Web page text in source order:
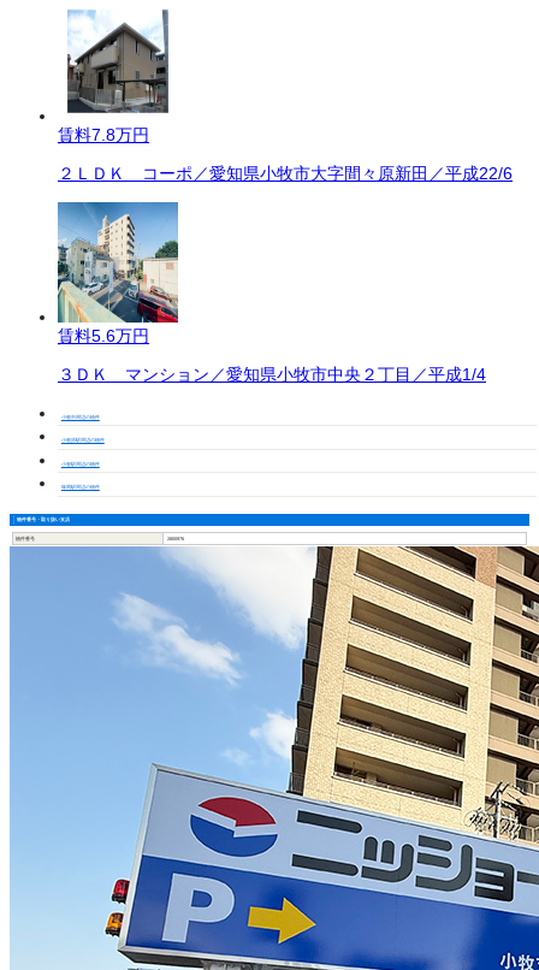
賃料7.8万円
２ＬＤＫ コーポ／愛知県小牧市大字間々原新田／平成22/6
賃料5.6万円
３ＤＫ マンション／愛知県小牧市中央２丁目／平成1/4
小牧市周辺の物件
小牧原駅周辺の物件
小牧駅周辺の物件
味岡駅周辺の物件
物件番号・取り扱い支店
物件番号 2800976